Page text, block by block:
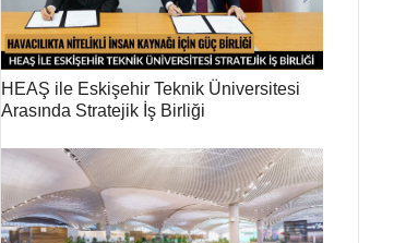
HEAŞ ile Eskişehir Teknik Üniversitesi
Arasında Stratejik İş Birliği